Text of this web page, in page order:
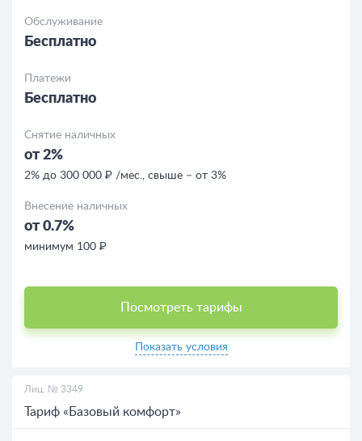
Обслуживание
Бесплатно
Платежи
Бесплатно
Снятие наличных
от 2%
2% до 300 000 ₽ /мес., свыше – от 3%
Внесение наличных
от 0.7%
минимум 100 ₽
Посмотреть тарифы
Показать условия
Лиц. № 3349
Тариф «Базовый комфорт»